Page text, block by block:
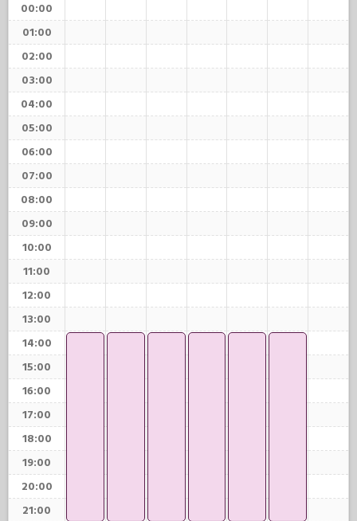
00:00
01:00
02:00
03:00
04:00
05:00
06:00
07:00
08:00
09:00
10:00
11:00
12:00
13:00
14:00
15:00
16:00
17:00
18:00
19:00
20:00
21:00